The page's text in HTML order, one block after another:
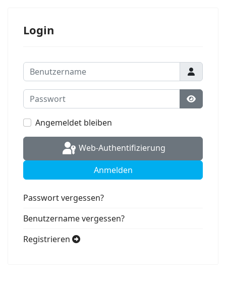
Login
Benutzername
Passwort
Angemeldet bleiben
Web-Authentifizierung
Anmelden
Passwort vergessen?
Benutzername vergessen?
Registrieren